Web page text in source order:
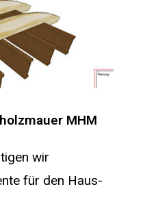
MHM
wir
für den Haus-